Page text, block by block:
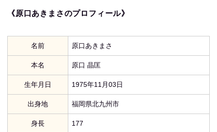
《原口あきまさのプロフィール》
名前 原口あきまさ
本名 原口 晶匡
生年月日 1975年11月03日
出身地 福岡県北九州市
身長 177